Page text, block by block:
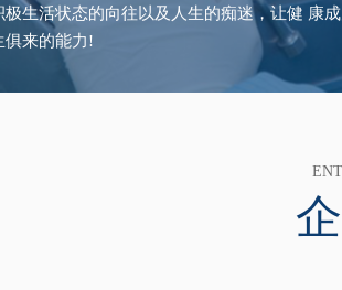
极生活状态的向往以及人生的痴迷，让健 康
俱来的能力!